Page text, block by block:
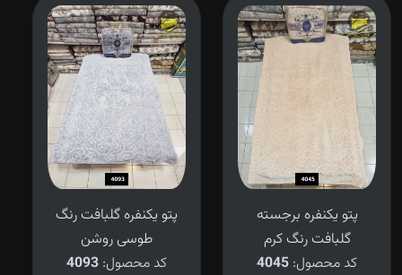
سفارش
پتو یکنفره برجسته
گلبافت رنگ کرم
کد محصول: 4045
پتو یکنفره گلبافت رنگ
طوسی روشن
کد محصول: 4093